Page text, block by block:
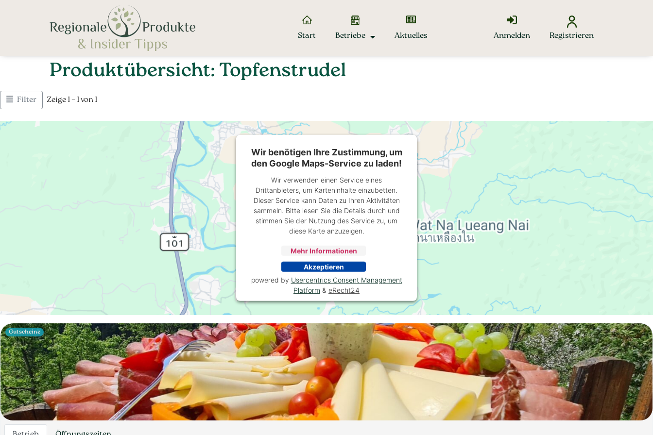
Start Betriebe Aktuelles Anmelden Registrieren
Produktübersicht: Topfenstrudel
Filter Zeige 1 – 1 von 1
Gutscheine
Wir benötigen Ihre Zustimmung, um
den Google Maps-Service zu laden!
Wir verwenden einen Service eines
Drittanbieters, um Karteninhalte einzubetten.
Dieser Service kann Daten zu Ihren Aktivitäten
sammeln. Bitte lesen Sie die Details durch und
stimmen Sie der Nutzung des Service zu, um
diese Karte anzuzeigen.
Mehr Informationen
Akzeptieren
powered by Usercentrics Consent Management
Platform & eRecht24